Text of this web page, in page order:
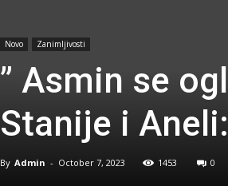
Novo Zanimljivosti
” Asmin se
Stanije i Aneli:
By Admin - October 7, 2023 1453 0